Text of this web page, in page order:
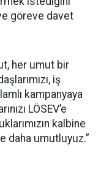
göreve davet
her umut bir
iş
kampanyaya
LÖSEV’e
kalbine
daha umutluyuz.”